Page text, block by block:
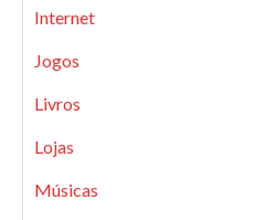
Internet
Jogos
Livros
Lojas
Músicas